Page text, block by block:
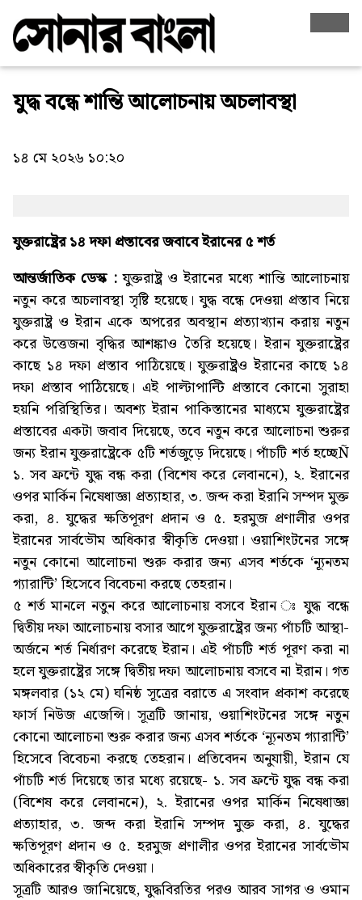
যুদ্ধ বন্ধে শান্তি আলোচনায় অচলাবস্থা
১৪ মে ২০২৬ ১০:২০
যুক্তরাষ্ট্রের ১৪ দফা প্রস্তাবের জবাবে ইরানের ৫ শর্ত
আন্তর্জাতিক ডেস্ক :যুক্তরাষ্ট্র ও ইরানের মধ্যে শান্তি আলোচনায়
নতুন করে অচলাবস্থা সৃষ্টি হয়েছে। যুদ্ধ বন্ধে দেওয়া প্রস্তাব নিয়ে
যুক্তরাষ্ট্র ও ইরান একে অপরের অবস্থান প্রত্যাখ্যান করায় নতুন
করে উত্তেজনা বৃদ্ধির আশঙ্কাও তৈরি হয়েছে। ইরান যুক্তরাষ্ট্রের
কাছে ১৪ দফা প্রস্তাব পাঠিয়েছে। যুক্তরাষ্ট্রও ইরানের কাছে ১৪
দফা প্রস্তাব পাঠিয়েছে। এই পাল্টাপাল্টি প্রস্তাবে কোনো সুরাহা
হয়নি পরিস্থিতির। অবশ্য ইরান পাকিস্তানের মাধ্যমে যুক্তরাষ্ট্রের
প্রস্তাবের একটা জবাব দিয়েছে, তবে নতুন করে আলোচনা শুরুর
জন্য ইরান যুক্তরাষ্ট্রেকে ৫টি শর্তজুড়ে দিয়েছে। পাঁচটি শর্ত হচ্ছেÑ
১. সব ফ্রন্টে যুদ্ধ বন্ধ করা (বিশেষ করে লেবাননে), ২. ইরানের
ওপর মার্কিন নিষেধাজ্ঞা প্রত্যাহার, ৩. জব্দ করা ইরানি সম্পদ মুক্ত
করা, ৪. যুদ্ধের ক্ষতিপূরণ প্রদান ও ৫. হরমুজ প্রণালীর ওপর
ইরানের সার্বভৌম অধিকার স্বীকৃতি দেওয়া। ওয়াশিংটনের সঙ্গে
নতুন কোনো আলোচনা শুরু করার জন্য এসব শর্তকে ‘ন্যূনতম
গ্যারান্টি’ হিসেবে বিবেচনা করছে তেহরান।
৫ শর্ত মানলে নতুন করে আলোচনায় বসবে ইরান ঃ যুদ্ধ বন্ধে
দ্বিতীয় দফা আলোচনায় বসার আগে যুক্তরাষ্ট্রের জন্য পাঁচটি আস্থা-
অর্জনে শর্ত নির্ধারণ করেছে ইরান। এই পাঁচটি শর্ত পূরণ করা না
হলে যুক্তরাষ্ট্রের সঙ্গে দ্বিতীয় দফা আলোচনায় বসবে না ইরান। গত
মঙ্গলবার (১২ মে) ঘনিষ্ঠ সূত্রের বরাতে এ সংবাদ প্রকাশ করেছে
ফার্স নিউজ এজেন্সি। সূত্রটি জানায়, ওয়াশিংটনের সঙ্গে নতুন
কোনো আলোচনা শুরু করার জন্য এসব শর্তকে ‘ন্যূনতম গ্যারান্টি’
হিসেবে বিবেচনা করছে তেহরান। প্রতিবেদন অনুযায়ী, ইরান যে
পাঁচটি শর্ত দিয়েছে তার মধ্যে রয়েছে- ১. সব ফ্রন্টে যুদ্ধ বন্ধ করা
(বিশেষ করে লেবাননে), ২. ইরানের ওপর মার্কিন নিষেধাজ্ঞা
প্রত্যাহার, ৩. জব্দ করা ইরানি সম্পদ মুক্ত করা, ৪. যুদ্ধের
ক্ষতিপূরণ প্রদান ও ৫. হরমুজ প্রণালীর ওপর ইরানের সার্বভৌম
অধিকারের স্বীকৃতি দেওয়া।
সূত্রটি আরও জানিয়েছে, যুদ্ধবিরতির পরও আরব সাগর ও ওমান